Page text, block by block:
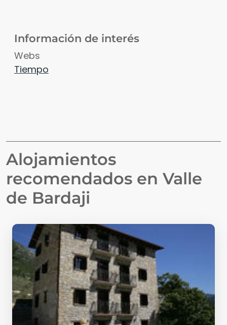
Información de interés
Webs
Tiempo
Alojamientos
recomendados en Valle
de Bardaji